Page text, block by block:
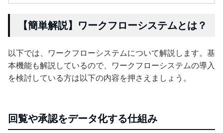
【簡単解説】ワークフローシステムとは？
以下では、ワークフローシステムについて解説します。基
本機能も解説しているので、ワークフローシステムの導入
を検討している方は以下の内容を押さえましょう。
回覧や承認をデータ化する仕組み